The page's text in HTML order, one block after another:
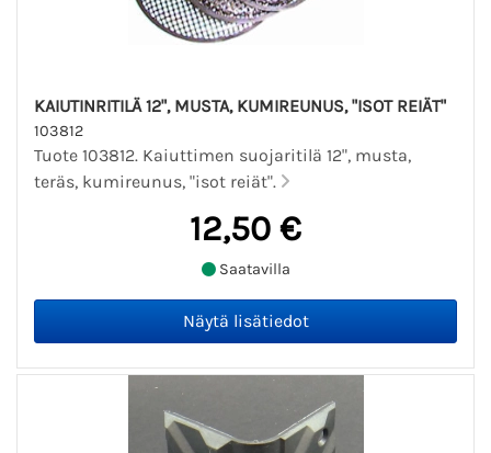
KAIUTINRITILÄ 12", MUSTA, KUMIREUNUS, "ISOT REIÄT"
103812
Tuote 103812. Kaiuttimen suojaritilä 12", musta,
teräs, kumireunus, "isot reiät".
12,50 €
Saatavilla